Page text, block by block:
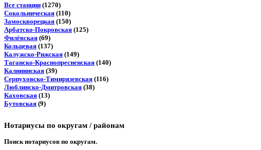
Все станции (1270)
Сокольническая (110)
Замоскворецкая (150)
Арбатско-Покровская (125)
Филёвская (69)
Кольцевая (137)
Калужско-Рижская (149)
Таганско-Краснопресненская (140)
Калининская (39)
Серпуховско-Тимирязевская (116)
Люблинско-Дмитровская (38)
Каховская (13)
Бутовская (9)
Нотариусы по округам / районам
Поиск нотариусов по округам.